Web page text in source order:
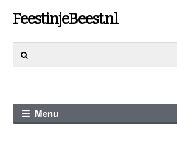
Ga
naar
navigatie
Ga
naar
de
FeestinjeBeest.nl
naar:
Menu